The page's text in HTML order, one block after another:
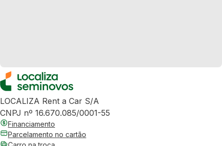
LOCALIZA Rent a Car S/A
CNPJ nº 16.670.085/0001-55
Financiamento
Parcelamento no cartão